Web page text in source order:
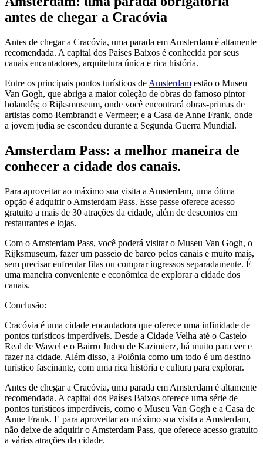
antes de chegar a Cracóvia
Antes de chegar a Cracóvia, uma parada em Amsterdam é altamente
recomendada. A capital dos Países Baixos é conhecida por seus
canais encantadores, arquitetura única e rica história.
Entre os principais pontos turísticos de Amsterdam estão o Museu
Van Gogh, que abriga a maior coleção de obras do famoso pintor
holandês; o Rijksmuseum, onde você encontrará obras-primas de
artistas como Rembrandt e Vermeer; e a Casa de Anne Frank, onde
a jovem judia se escondeu durante a Segunda Guerra Mundial.
Amsterdam Pass: a melhor maneira de
conhecer a cidade dos canais.
Para aproveitar ao máximo sua visita a Amsterdam, uma ótima
opção é adquirir o Amsterdam Pass. Esse passe oferece acesso
gratuito a mais de 30 atrações da cidade, além de descontos em
restaurantes e lojas.
Com o Amsterdam Pass, você poderá visitar o Museu Van Gogh, o
Rijksmuseum, fazer um passeio de barco pelos canais e muito mais,
sem precisar enfrentar filas ou comprar ingressos separadamente. É
uma maneira conveniente e econômica de explorar a cidade dos
canais.
Conclusão:
Cracóvia é uma cidade encantadora que oferece uma infinidade de
pontos turísticos imperdíveis. Desde a Cidade Velha até o Castelo
Real de Wawel e o Bairro Judeu de Kazimierz, há muito para ver e
fazer na cidade. Além disso, a Polônia como um todo é um destino
turístico fascinante, com uma rica história e cultura para explorar.
Antes de chegar a Cracóvia, uma parada em Amsterdam é altamente
recomendada. A capital dos Países Baixos oferece uma série de
pontos turísticos imperdíveis, como o Museu Van Gogh e a Casa de
Anne Frank. E para aproveitar ao máximo sua visita a Amsterdam,
não deixe de adquirir o Amsterdam Pass, que oferece acesso gratuito
a várias atrações da cidade.